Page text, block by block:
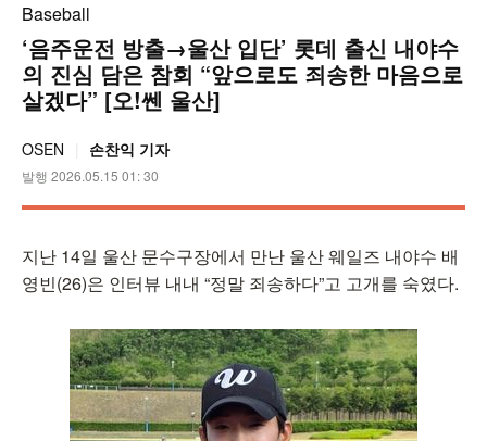
Baseball
‘음주운전 방출→울산 입단’ 롯데 출신 내야수
의 진심 담은 참회 “앞으로도 죄송한 마음으로
살겠다” [오!쎈 울산]
OSEN 손찬익 기자
발행 2026.05.15 01: 30
지난 14일 울산 문수구장에서 만난 울산 웨일즈 내야수 배
영빈(26)은 인터뷰 내내 “정말 죄송하다”고 고개를 숙였다.